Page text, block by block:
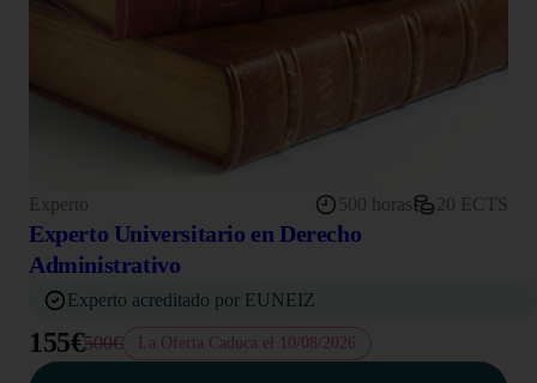
Experto 500 horas 20 ECTS
Experto Universitario en Derecho
Administrativo
Experto acreditado por EUNEIZ
155€500€ La Oferta Caduca el 10/08/2026